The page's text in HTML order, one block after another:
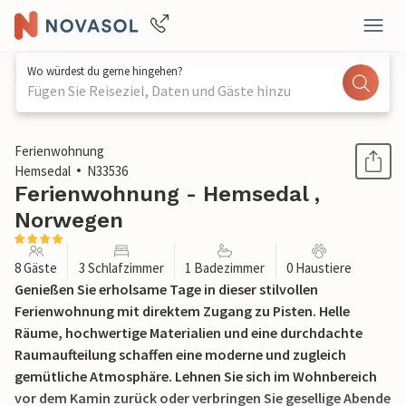
Wo würdest du gerne hingehen?
Fügen Sie Reiseziel, Daten und Gäste hinzu
1 / 25
Ferienwohnung
Hemsedal
N33536
Ferienwohnung - Hemsedal ,
Norwegen
8 Gäste 3 Schlafzimmer 1 Badezimmer 0 Haustiere
Genießen Sie erholsame Tage in dieser stilvollen
Ferienwohnung mit direktem Zugang zu Pisten. Helle
Räume, hochwertige Materialien und eine durchdachte
Raumaufteilung schaffen eine moderne und zugleich
gemütliche Atmosphäre. Lehnen Sie sich im Wohnbereich
vor dem Kamin zurück oder verbringen Sie gesellige Abende